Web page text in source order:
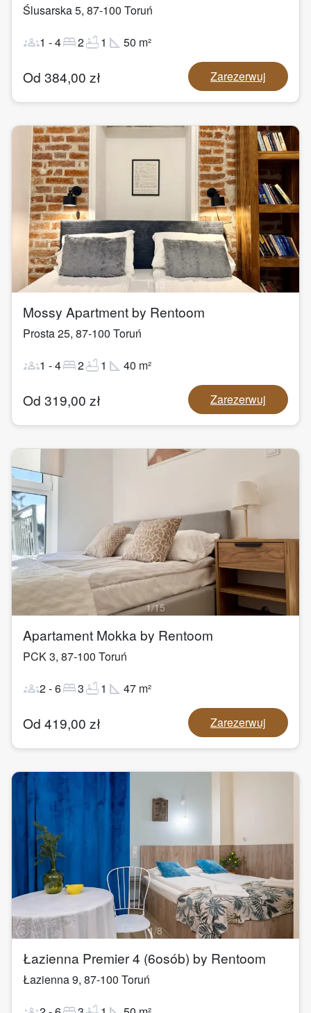
Ślusarska 5, 87-100 Toruń
groups1 -4bed2bathtub1 square_foot 50 m²
Od 384,00 zł Zarezerwuj
1 /13
Mossy Apartment by Rentoom
Prosta 25, 87-100 Toruń
groups1 -4bed2bathtub1 square_foot 40 m²
Od 319,00 zł Zarezerwuj
1/15
Apartament Mokka by Rentoom
PCK 3, 87-100 Toruń
groups2-6bed3bathtub1 square_foot 47 m²
Od 419,00 zł Zarezerwuj
1/8
Łazienna Premier 4 (6osób) by Rentoom
Łazienna 9, 87-100 Toruń